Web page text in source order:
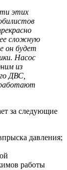
этих
сложную
он будет
Насос
из
ДВС,
за следующие
давления;
работы